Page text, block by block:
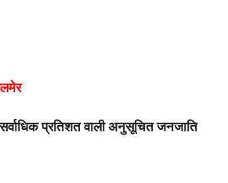
प्रतिशत वाली अनुसूचित जनजाति